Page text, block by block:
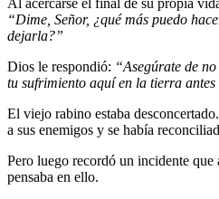
Al acercarse el final de su propia
“Dime, Señor, ¿qué más puedo
dejarla?”
Dios le respondió: “Asegúrate de
tu sufrimiento aquí en la tierra
El viejo rabino estaba
a sus enemigos y se había
Pero luego recordó un incidente que
pensaba en ello.